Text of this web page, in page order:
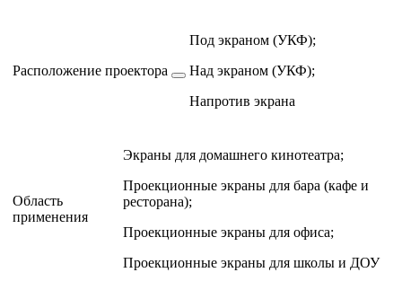
Расположение проектора
Под экраном (УКФ);
Над экраном (УКФ);
Напротив экрана
Область
применения
Экраны для домашнего кинотеатра;
Проекционные экраны для бара (кафе и
ресторана);
Проекционные экраны для офиса;
Проекционные экраны для школы и ДОУ